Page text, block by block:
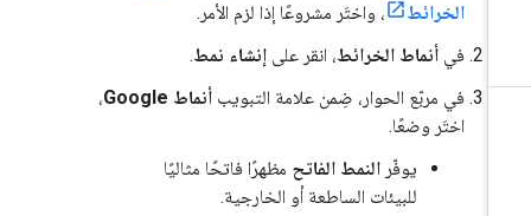
الخرائط
، واختَر مشروعًا إذا لزم الأمر.
في أنماط الخرائط، انقر علىإنشاء نمط.
في مربّع الحوار، ضِمن علامة التبويبأنماط Google
،
اختَر وضعًا.
يوفّرالنمط الفاتحمظهرًا فاتحًا مثاليًا
للبيئات الساطعة أو الخارجية.